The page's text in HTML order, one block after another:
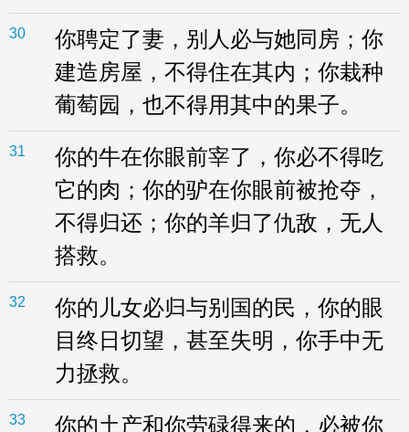
30
你聘定了妻，别人必与她同房；你
建造房屋，不得住在其内；你栽种
葡萄园，也不得用其中的果子。
31
你的牛在你眼前宰了，你必不得吃
它的肉；你的驴在你眼前被抢夺，
不得归还；你的羊归了仇敌，无人
搭救。
32
你的儿女必归与别国的民，你的眼
目终日切望，甚至失明，你手中无
力拯救。
33
你的土产和你劳碌得来的，必被你